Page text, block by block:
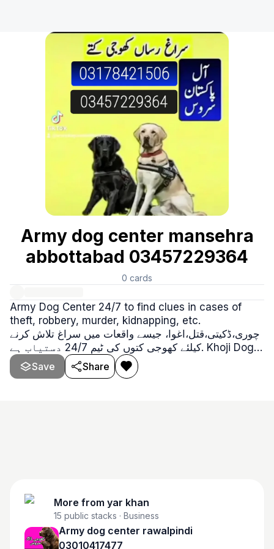
Army dog center mansehra
abbottabad 03457229364
0 cards
Army Dog Center 24/7 to find clues in cases of
theft, robbery, murder, kidnapping, etc.
چوری،ڈکیتی،قتل،اغوا، جیسے واقعات میں سراغ تلاش کرنے
کیلئے کھوجی کتوں کی ٹیم 24/7 دستیاب ہے. Khoji Dog
Center. Khoji Dog Service.
Save Share
More from yar khan
15 public stacks · Business
Army dog center rawalpindi
03010417477